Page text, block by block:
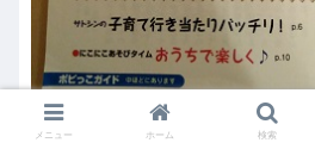
メニュー ホーム 検索